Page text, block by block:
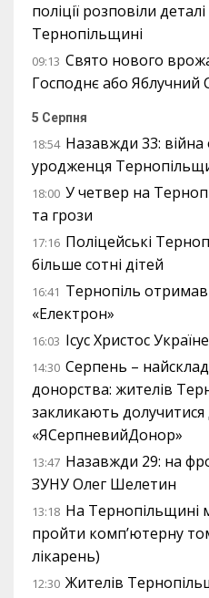
поліції розповіли
Тернопільщині
09:13 Свято нового
Господнє або Яблучний
5 Серпня
18:54 Назавжди 33: війна
уродженця
18:00 У четвер на
та грози
17:16 Поліцейські
більше сотні дітей
16:41 Тернопіль
«Електрон»
16:03 Ісус Христос
14:30 Серпень –
донорства: жителів
закликають долучитися
«ЯСерпневийДонор»
13:47 Назавжди 29: на
ЗУНУ Олег Шелетин
13:18 На Тернопільщині
пройти комп’ютерну
лікарень)
12:30 Жителів